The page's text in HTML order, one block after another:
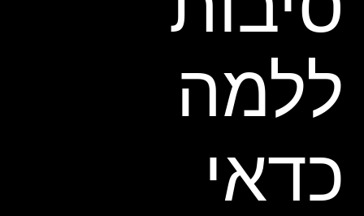
ללמה
כדאי